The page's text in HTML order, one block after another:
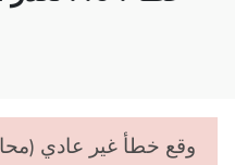
وقع خطأ غير عادي